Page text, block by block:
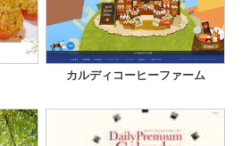
カルディコーヒーファーム